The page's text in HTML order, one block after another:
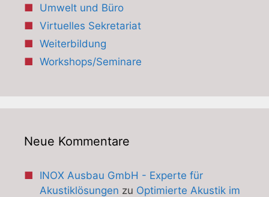
Umwelt und Büro
Virtuelles Sekretariat
Weiterbildung
Workshops/Seminare
Neue Kommentare
INOX Ausbau GmbH - Experte für
Akustiklösungen zu Optimierte Akustik im